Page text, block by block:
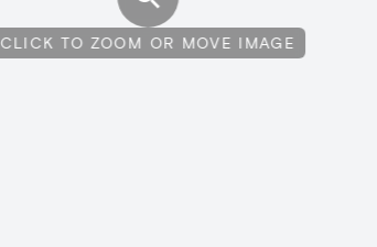
CLICK TO ZOOM OR MOVE IMAGE